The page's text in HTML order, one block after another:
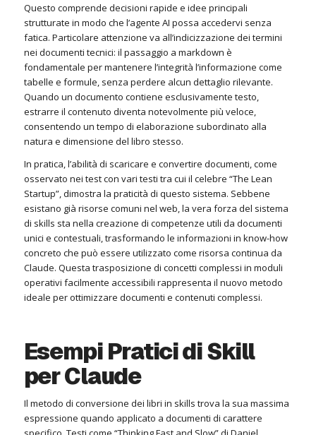
Questo comprende decisioni rapide e idee principali
strutturate in modo che l’agente AI possa accedervi senza
fatica. Particolare attenzione va all’indicizzazione dei termini
nei documenti tecnici: il passaggio a markdown è
fondamentale per mantenere l’integrità l’informazione come
tabelle e formule, senza perdere alcun dettaglio rilevante.
Quando un documento contiene esclusivamente testo,
estrarre il contenuto diventa notevolmente più veloce,
consentendo un tempo di elaborazione subordinato alla
natura e dimensione del libro stesso.
In pratica, l’abilità di scaricare e convertire documenti, come
osservato nei test con vari testi tra cui il celebre “The Lean
Startup”, dimostra la praticità di questo sistema. Sebbene
esistano già risorse comuni nel web, la vera forza del sistema
di skills sta nella creazione di competenze utili da documenti
unici e contestuali, trasformando le informazioni in know-how
concreto che può essere utilizzato come risorsa continua da
Claude. Questa trasposizione di concetti complessi in moduli
operativi facilmente accessibili rappresenta il nuovo metodo
ideale per ottimizzare documenti e contenuti complessi.
Esempi Pratici di Skill
per Claude
Il metodo di conversione dei libri in skills trova la sua massima
espressione quando applicato a documenti di carattere